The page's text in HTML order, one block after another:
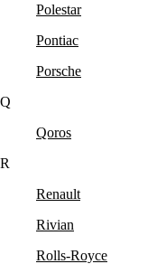
Polestar
Pontiac
Porsche
Q
Qoros
R
Renault
Rivian
Rolls-Royce